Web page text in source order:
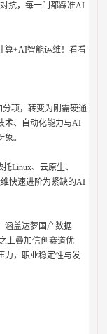
抗，每一门都踩准AI
算+AI智能运维！看看
项，转变为刚需硬通
术、自动化能力与AI
。
Linux、云原生、
快速进阶为紧缺的AI
涵盖达梦国产数据
上叠加信创赛道优
力，职业稳定性与发